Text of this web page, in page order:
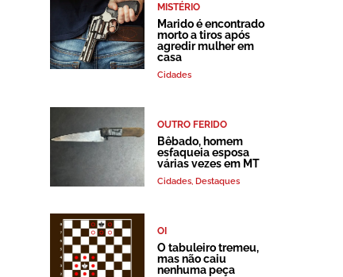
MISTÉRIO
Marido é encontrado
morto a tiros após
agredir mulher em
casa
Cidades
OUTRO FERIDO
Bêbado, homem
esfaqueia esposa
várias vezes em MT
Cidades, Destaques
OI
O tabuleiro tremeu,
mas não caiu
nenhuma peça